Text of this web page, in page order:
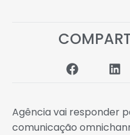
Agência vai responder
comunicação